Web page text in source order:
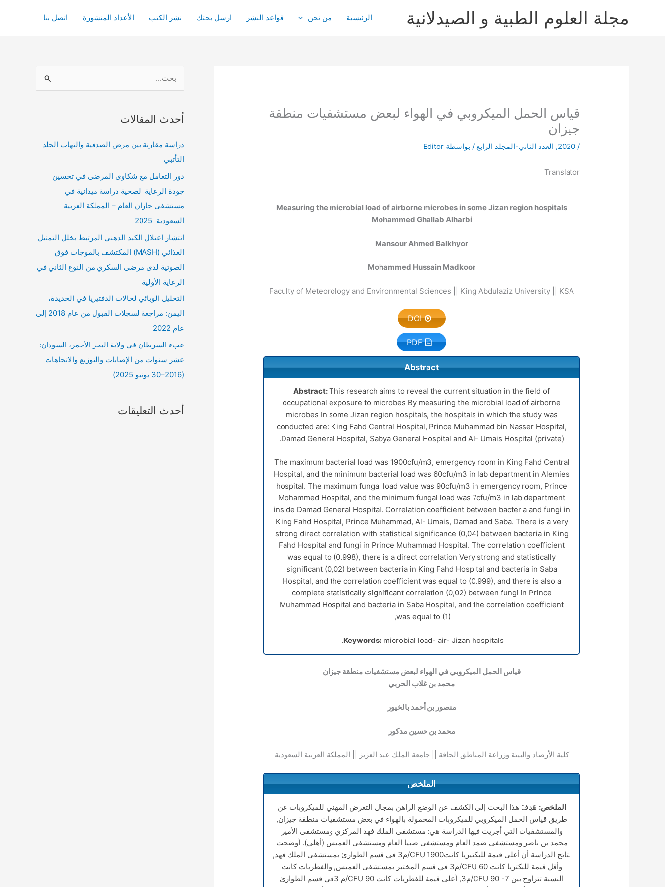
مجلة العلوم الطبية و الصيدلانية الرئيسية من نحن قواعد النشر ارسل بحثك نشر الكتب الأعداد المنشورة اتصل بنا
قياس الحمل الميكروبي في الهواء لبعض مستشفيات منطقة
جيزان
/
2020
, العدد الثاني-المجلد الرابع / بواسطة Editor
Translator
Measuring the microbial load of airborne microbes in some Jizan region hospitals
Mohammed Ghallab Alharbi
Mansour Ahmed Balkhyor
Mohammed Hussain Madkoor
Faculty of Meteorology and Environmental Sciences || King Abdulaziz University || KSA
DOI
PDF
Abstract
Abstract:This research aims to reveal the current situation in the field of
occupational exposure to microbes By measuring the microbial load of airborne
microbes In some Jizan region hospitals, the hospitals in which the study was
conducted are: King Fahd Central Hospital, Prince Muhammad bin Nasser Hospital,
Damad General Hospital, Sabya General Hospital and Al- Umais Hospital (private).
The maximum bacterial load was 1900cfu/m3, emergency room in King Fahd Central
Hospital, and the minimum bacterial load was 60cfu/m3 in lab department in Alemies
hospital. The maximum fungal load value was 90cfu/m3 in emergency room, Prince
Mohammed Hospital, and the minimum fungal load was 7cfu/m3 in lab department
inside Damad General Hospital. Correlation coefficient between bacteria and fungi in
King Fahd Hospital, Prince Muhammad, Al- Umais, Damad and Saba. There is a very
strong direct correlation with statistical significance (0,04) between bacteria in King
Fahd Hospital and fungi in Prince Muhammad Hospital. The correlation coefficient
was equal to (0.998), there is a direct correlation Very strong and statistically
significant (0,02) between bacteria in King Fahd Hospital and bacteria in Saba
Hospital, and the correlation coefficient was equal to (0.999), and there is also a
complete statistically significant correlation (0,02) between fungi in Prince
Muhammad Hospital and bacteria in Saba Hospital, and the correlation coefficient
was equal to (1),
Keywords: microbial load- air- Jizan hospitals.
قياس الحمل الميكروبي في الهواء لبعض مستشفيات منطقة جيزان
محمد بن غلاب الحربي
منصور بن أحمد بالخيور
محمد بن حسين مدكور
كلية الأرصاد والبيئة وزراعة المناطق الجافة || جامعة الملك عبد العزيز || المملكة العربية السعودية
الملخص
الملخص: هَدِفَ هذا البحث إلى الكشف عن الوضع الراهن بمجال التعرض المهني للميكروبات عن
طريق قياس الحمل الميكروبي للميكروبات المحمولة بالهواء في بعض مستشفيات منطقة جيزان,
والمستشفيات التي أجريت فيها الدراسة هي: مستشفى الملك فهد المركزي ومستشفى الأمير
محمد بن ناصر ومستشفى ضمد العام ومستشفى صبيا العام ومستشفى العميس (أهلي). أوضحت
نتائج الدراسة أن أعلى قيمة للبكتيريا كانت1900 CFU/م3 في قسم الطوارئ بمستشفى الملك فهد,
وأقل قيمة للبكتريا كانت 60 CFU/م3 في قسم المختبر بمستشفى العميس, والفطريات كانت
النسبة تتراوح بين 7- 90 CFU/م3, أعلى قيمة للفطريات كانت 90 CFU/م 3في قسم الطوارئ
ح
ع
أحدث المقالات
دراسة مقارنة بين مرض الصدفية والتهاب الجلد
التأتبي
دور التعامل مع شكاوى المرضى في تحسين
جودة الرعاية الصحية دراسة ميدانية في
مستشفى جازان العام – المملكة العربية
السعودية 2025
انتشار اعتلال الكبد الدهني المرتبط بخلل التمثيل
الغذائي (MASH) المكتشف بالموجات فوق
الصوتية لدى مرضى السكري من النوع الثاني في
الرعاية الأولية
التحليل الوبائي لحالات الدفتيريا في الحديدة،
اليمن: مراجعة لسجلات القبول من عام 2018 إلى
عام 2022
عبء السرطان في ولاية البحر الأحمر، السودان:
عشر سنوات من الإصابات والتوزيع والاتجاهات
(2016–30 يونيو 2025)
أحدث التعليقات